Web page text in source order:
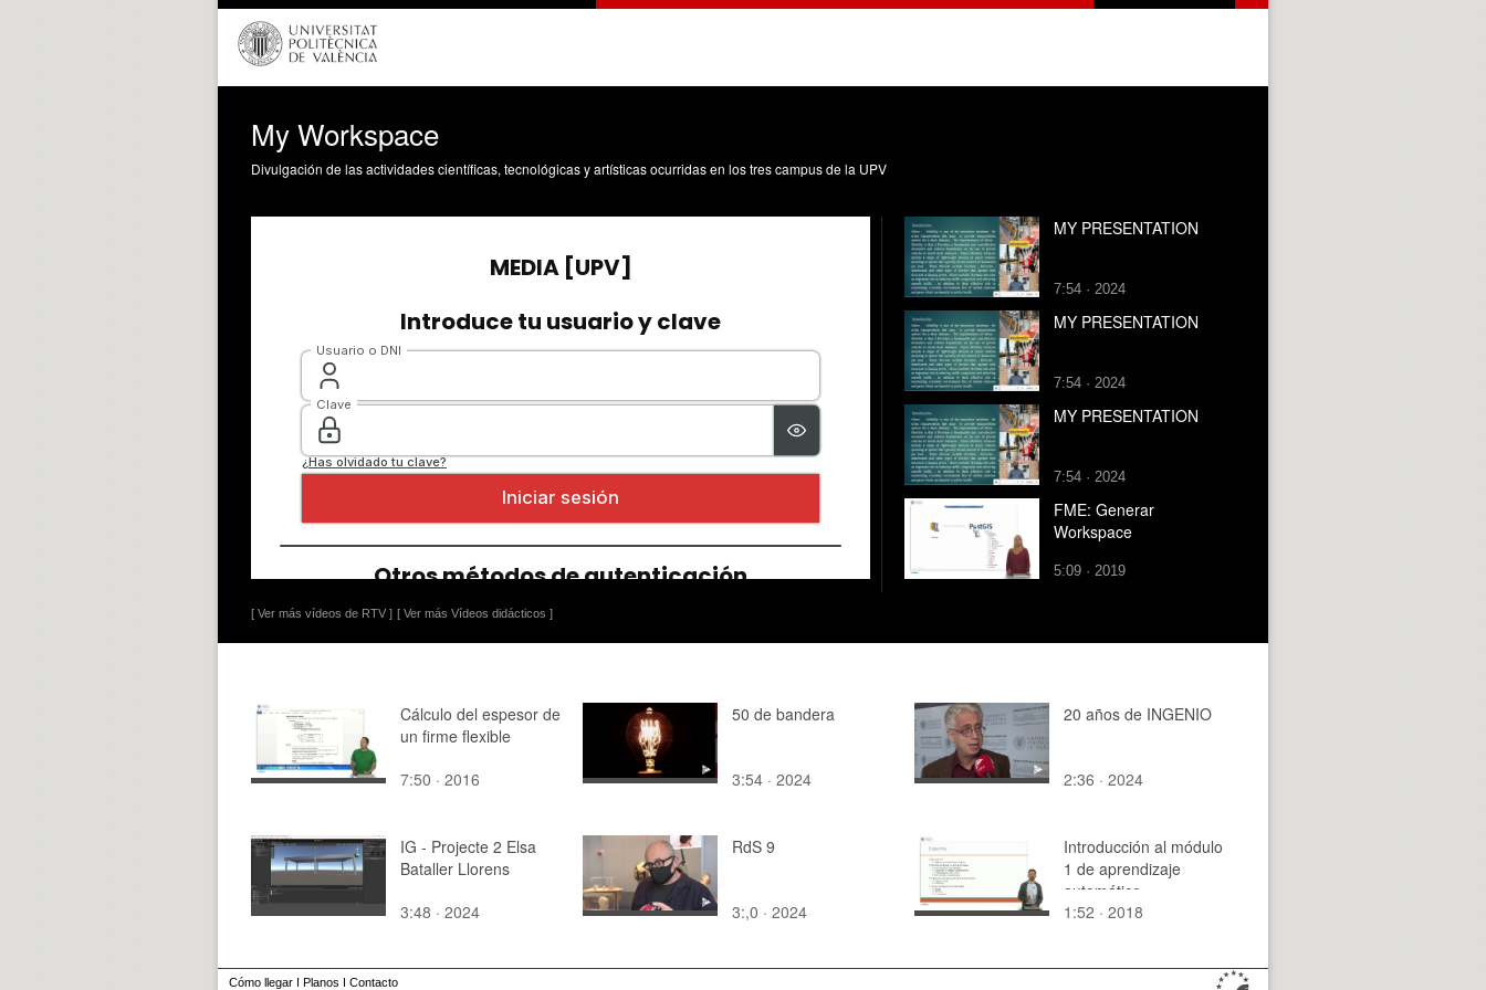
My Workspace
Divulgación de las actividades científicas, tecnológicas y artísticas ocurridas en los tres campus de la UPV
[ Ver más vídeos de RTV ] [ Ver más Vídeos didácticos ]
MY PRESENTATION
7:54 · 2024
MY PRESENTATION
7:54 · 2024
MY PRESENTATION
7:54 · 2024
FME: Generar
Workspace
5:09 · 2019
Cálculo del espesor de
un firme flexible
7:50 · 2016
50 de bandera
3:54 · 2024
20 años de INGENIO
2:36 · 2024
IG - Projecte 2 Elsa
Bataller Llorens
3:48 · 2024
RdS 9
3:,0 · 2024
Introducción al módulo
1 de aprendizaje
automático
1:52 · 2018
Cómo llegar I Planos I Contacto